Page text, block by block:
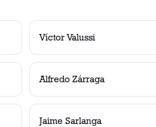
Víctor Valussi
Alfredo Zárraga
Jaime Sarlanga